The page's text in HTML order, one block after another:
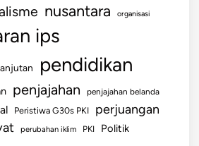
nusantara organisasi
ips
pendidikan
penjajahan penjajahan belanda
Peristiwa G30s PKI perjuangan
perubahan iklim PKI Politik